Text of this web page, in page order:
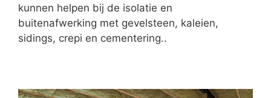
kunnen helpen bij de isolatie en
buitenafwerking met gevelsteen, kaleien,
sidings, crepi en cementering..